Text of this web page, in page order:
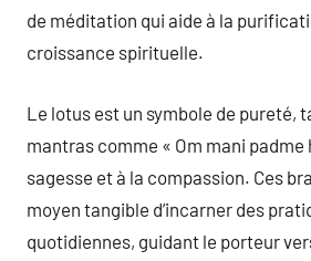
de méditation qui aide à la
croissance spirituelle.
Le lotus est un symbole de pureté,
mantras comme « Om mani padme
sagesse et à la compassion. Ces
moyen tangible d’incarner des
quotidiennes, guidant le porteur